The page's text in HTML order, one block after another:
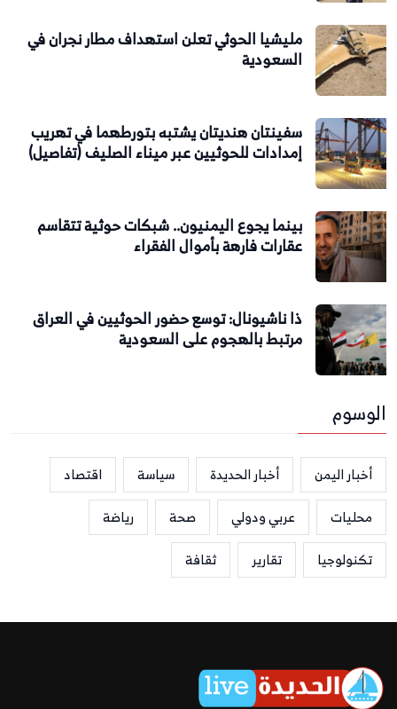
مليشيا الحوثي تعلن استهداف مطار نجران في
السعودية
سفينتان هنديتان يشتبه بتورطهما في تهريب
إمدادات للحوثيين عبر ميناء الصليف (تفاصيل)
بينما يجوع اليمنيون.. شبكات حوثية تتقاسم
عقارات فارهة بأموال الفقراء
ذا ناشيونال: توسع حضور الحوثيين في العراق
مرتبط بالهجوم على السعودية
الوسوم
أخبار اليمن أخبار الحديدة سياسة
اقتصاد
محليات
عربي ودولي صحة
رياضة
تكنولوجيا
تقارير ثقافة